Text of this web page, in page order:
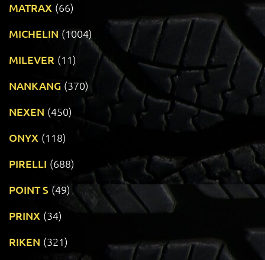
MATRAX (66)
MICHELIN (1004)
MILEVER (11)
NANKANG (370)
NEXEN (450)
ONYX (118)
PIRELLI (688)
POINT S (49)
PRINX (34)
RIKEN (321)